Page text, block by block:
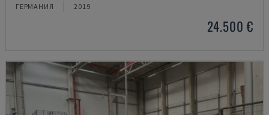
ГЕРМАНИЯ 2019
24.500 €